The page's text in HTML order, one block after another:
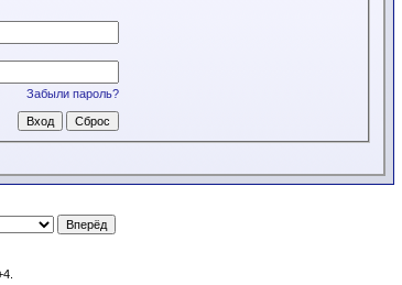
Забыли пароль?